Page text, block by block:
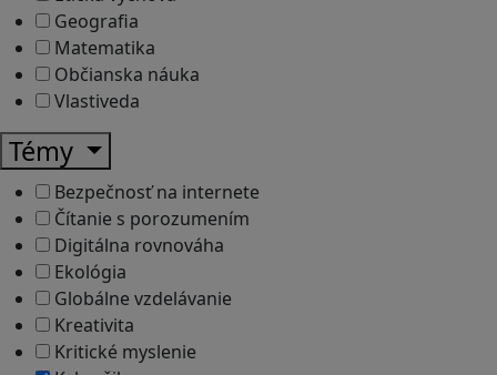
Geografia
Matematika
Občianska náuka
Vlastiveda
Témy
Bezpečnosť na internete
Čítanie s porozumením
Digitálna rovnováha
Ekológia
Globálne vzdelávanie
Kreativita
Kritické myslenie